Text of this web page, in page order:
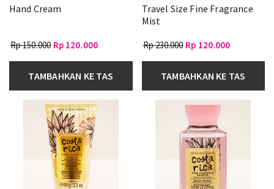
Hand Cream
Rp 150.000 Rp 120.000
TAMBAHKAN KE TAS
Travel Size Fine Fragrance
Mist
Rp 230.000 Rp 120.000
TAMBAHKAN KE TAS